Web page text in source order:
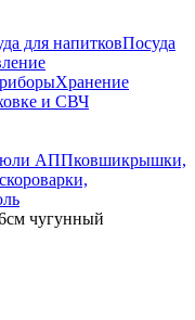
для напитковПосуда
Хранение
и СВЧ
АППковшикрышки,
чугунный